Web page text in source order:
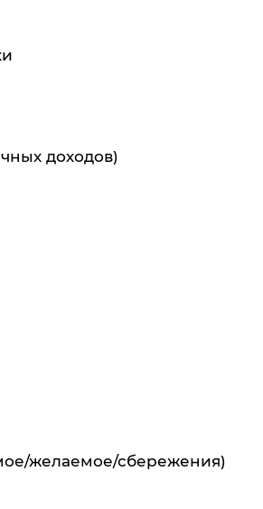
доходов)
желаемое/сбережения)